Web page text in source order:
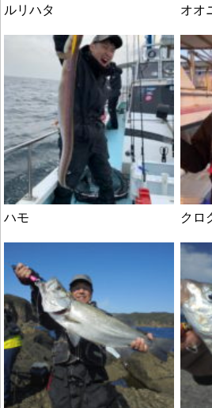
ルリハタ オオ
ハモ クロ